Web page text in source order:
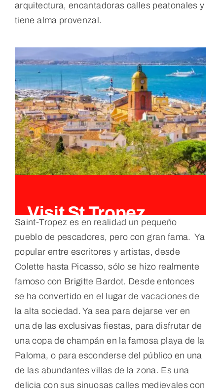
arquitectura, encantadoras calles peatonales y
tiene alma provenzal.
Visit St Tropez
Saint-Tropez es en realidad un pequeño
pueblo de pescadores, pero con gran fama. Ya
popular entre escritores y artistas, desde
Colette hasta Picasso, sólo se hizo realmente
famoso con Brigitte Bardot. Desde entonces
se ha convertido en el lugar de vacaciones de
la alta sociedad. Ya sea para dejarse ver en
una de las exclusivas fiestas, para disfrutar de
una copa de champán en la famosa playa de la
Paloma, o para esconderse del público en una
de las abundantes villas de la zona. Es una
delicia con sus sinuosas calles medievales con